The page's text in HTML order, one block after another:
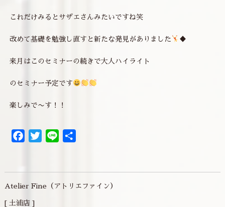
これだけみるとサザエさんみたいですね笑
改めて基礎を勉強し直すと新たな発見がありました ♦
来月はこのセミナーの続きで大人ハイライト
のセミナー予定です
楽しみで〜す！！
Facebook
Twitter
Line
Atelier Fine（アトリエファイン）
[ 土浦店 ]